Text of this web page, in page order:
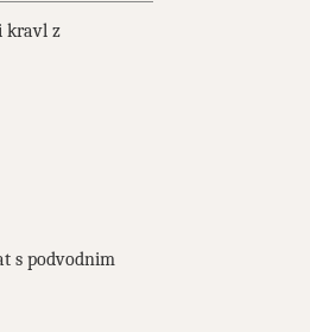
kravl z
s podvodnim